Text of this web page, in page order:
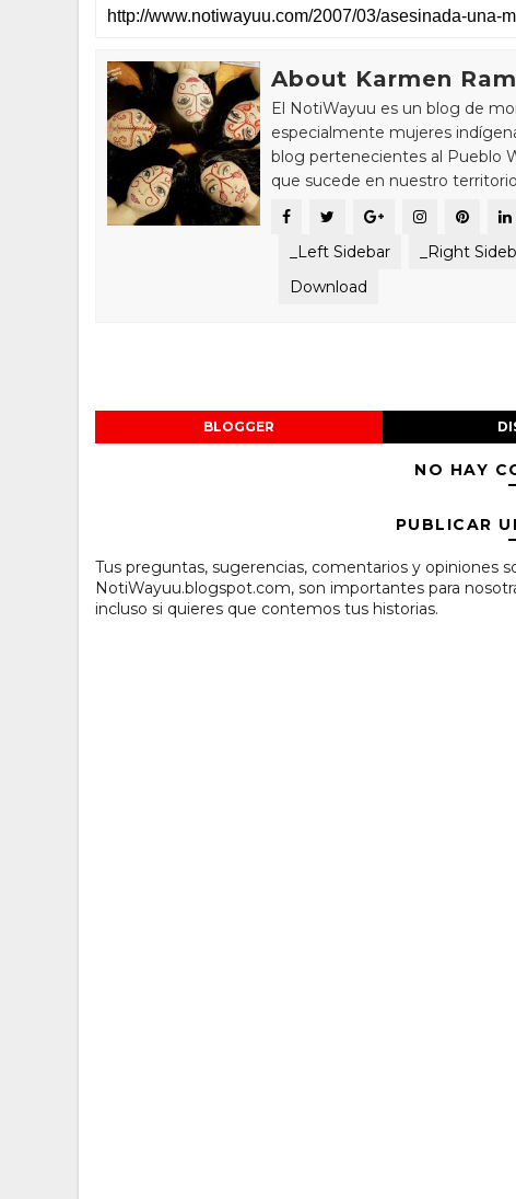
About Karmen
El NotiWayuu es un blog de
especialmente mujeres
blog pertenecientes al Pueblo
que sucede en nuestro
_Left Sidebar
_Right
Download
BLOGGER
NO HAY
PUBLICAR
Tus preguntas, sugerencias, comentarios y opiniones
NotiWayuu.blogspot.com, son importantes para
incluso si quieres que contemos tus historias.